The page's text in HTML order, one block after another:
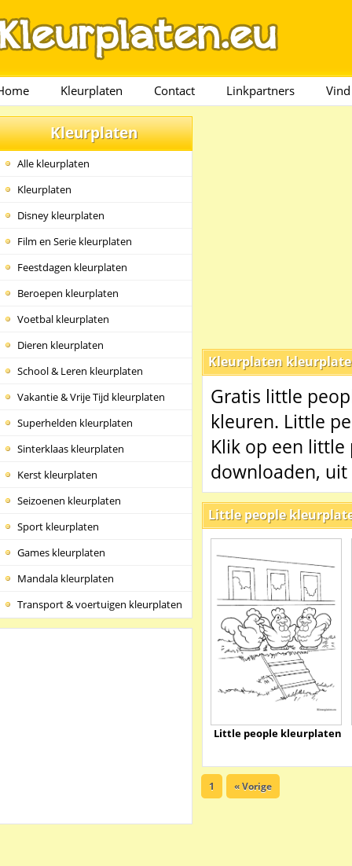
Kleurplaten Contact Linkpartners
Kleurplaten
Alle kleurplaten
Kleurplaten
Disney kleurplaten
Film en Serie kleurplaten
Feestdagen kleurplaten
Beroepen kleurplaten
Voetbal kleurplaten
Dieren kleurplaten
School & Leren kleurplaten
Vakantie & Vrije Tijd kleurplaten
Superhelden kleurplaten
Sinterklaas kleurplaten
Kerst kleurplaten
Seizoenen kleurplaten
Sport kleurplaten
Games kleurplaten
Mandala kleurplaten
Transport & voertuigen kleurplaten
Kleurplaten
Gratis little
kleuren. Little
Klik op een
downloaden,
Little people
Little people kleurplaten
1 « Vorige